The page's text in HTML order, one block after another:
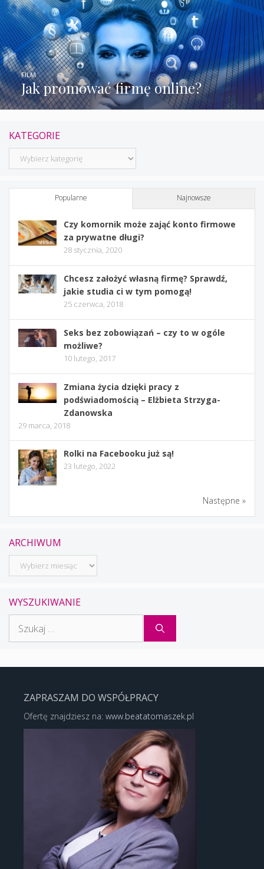
Jak promować firmę online?
FILM
KATEGORIE
Kategorie
Popularne Najnowsze
Czy komornik może zająć konto firmowe
za prywatne długi?
28 stycznia, 2020
Chcesz założyć własną firmę? Sprawdź,
jakie studia ci w tym pomogą!
25 czerwca, 2018
Seks bez zobowiązań – czy to w ogóle
możliwe?
10 lutego, 2017
Zmiana życia dzięki pracy z
podświadomością – Elżbieta Strzyga-
Zdanowska
29 marca, 2018
Rolki na Facebooku już są!
23 lutego, 2022
Następne »
ARCHIWUM
Archiwum
WYSZUKIWANIE
ZAPRASZAM DO WSPÓŁPRACY
Ofertę znajdziesz na: www.beatatomaszek.pl